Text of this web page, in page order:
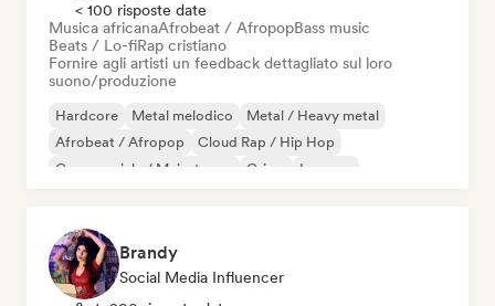
< 100 risposte date
Musica africanaAfrobeat / AfropopBass music
Beats / Lo-fiRap cristiano
Fornire agli artisti un feedback dettagliato sul loro
suono/produzione
Hardcore Metal melodico
Metal / Heavy metal
Afrobeat / Afropop
Cloud Rap / Hip Hop
Commerciale / Mainstream
Grime Iperpop
Brandy
Social Media Influencer